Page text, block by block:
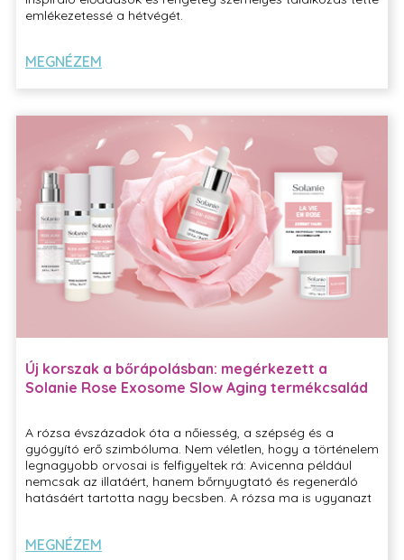
emlékezetessé a hétvégét.
MEGNÉZEM
Új korszak a bőrápolásban: megérkezett a
Solanie Rose Exosome Slow Aging termékcsalád
A rózsa évszázadok óta a nőiesség, a szépség és a
gyógyító erő szimbóluma. Nem véletlen, hogy a történelem
legnagyobb orvosai is felfigyeltek rá: Avicenna például
nemcsak az illatáért, hanem bőrnyugtató és regeneráló
hatásáért tartotta nagy becsben. A rózsa ma is ugyanazt
termékcsalád ezt a több ezer éves szimbolikát ötvözi a
MEGNÉZEM